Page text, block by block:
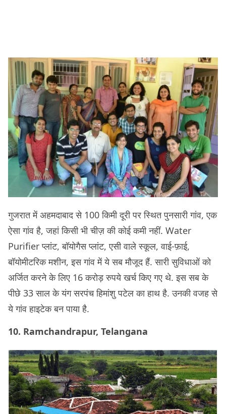
गुजरात में अहमदाबाद से 100 किमी दूरी पर स्थित पुनसारी गांव, एक
ऐसा गांव है, जहां किसी भी चीज़ की कोई कमी नहीं. Water
Purifier प्लांट, बॉयोगैस प्लांट, एसी वाले स्कूल, वाई-फ़ाई,
बॉयोमीटरिक मशीन, इस गांव में ये सब मौजूद हैं. सारी सुविधाओं को
अर्जित करने के लिए 16 करोड़ रुपये खर्च किए गए थे. इस सब के
पीछे 33 साल के यंग सरपंच हिमांशु पटेल का हाथ है. उनकी वजह से
ये गांव हाइटेक बन पाया है.
10. Ramchandrapur, Telangana